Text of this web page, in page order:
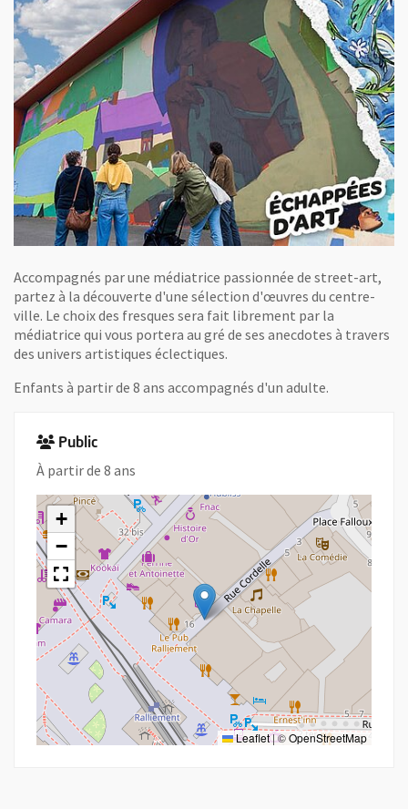
Accompagnés par une médiatrice passionnée de street-art,
partez à la découverte d'une sélection d'œuvres du centre-
ville. Le choix des fresques sera fait librement par la
médiatrice qui vous portera au gré de ses anecdotes à travers
des univers artistiques éclectiques.
Enfants à partir de 8 ans accompagnés d'un adulte.
Public
À partir de 8 ans
+
−
Leaflet|©OpenStreetMap